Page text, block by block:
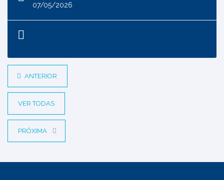
07/05/2026
ANTERIOR
VER TODAS
PRÓXIMA